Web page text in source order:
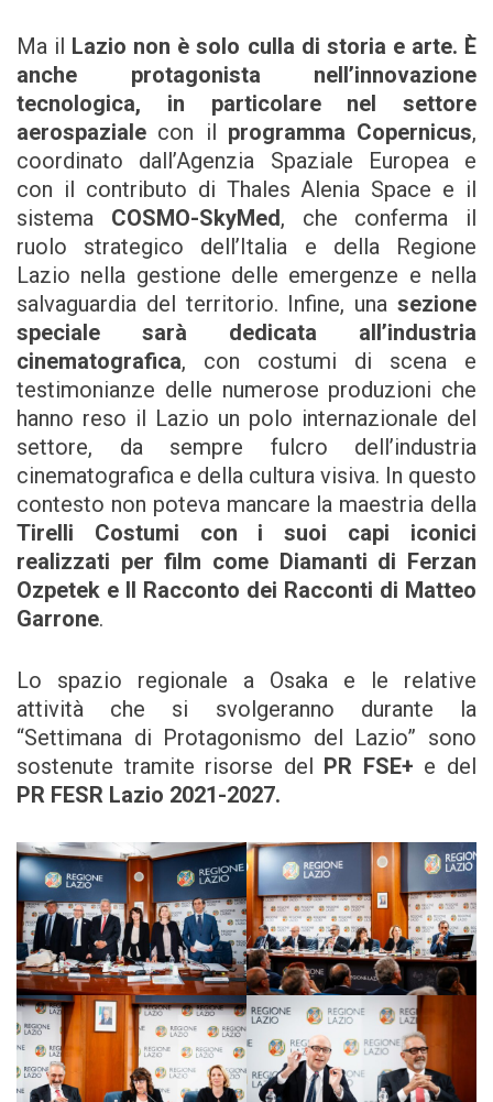
Ma il Lazio non è solo culla di storia e arte. È
anche protagonista nell’innovazione
tecnologica, in particolare nel settore
aerospaziale con il programma Copernicus,
coordinato dall’Agenzia Spaziale Europea e
con il contributo di Thales Alenia Space e il
sistema COSMO-SkyMed, che conferma il
ruolo strategico dell’Italia e della Regione
Lazio nella gestione delle emergenze e nella
salvaguardia del territorio. Infine, una sezione
speciale sarà dedicata all’industria
cinematografica, con costumi di scena e
testimonianze delle numerose produzioni che
hanno reso il Lazio un polo internazionale del
settore, da sempre fulcro dell’industria
cinematografica e della cultura visiva. In questo
contesto non poteva mancare la maestria della
Tirelli Costumi con i suoi capi iconici
realizzati per film come Diamanti di Ferzan
Ozpetek e Il Racconto dei Racconti di Matteo
Garrone.
Lo spazio regionale a Osaka e le relative
attività che si svolgeranno durante la
“Settimana di Protagonismo del Lazio” sono
sostenute tramite risorse del PR FSE+ e del
PR FESR Lazio 2021-2027.